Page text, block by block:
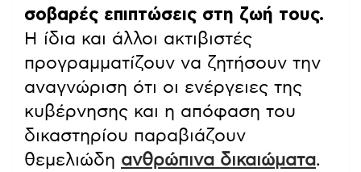
σοβαρές επιπτώσεις στη ζωή τους.
Η ίδια και άλλοι ακτιβιστές
προγραμματίζουν να ζητήσουν την
αναγνώριση ότι οι ενέργειες της
κυβέρνησης και η απόφαση του
δικαστηρίου παραβιάζουν
θεμελιώδη ανθρώπινα δικαιώματα.